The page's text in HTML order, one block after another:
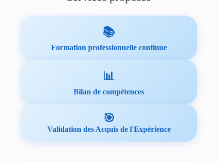
📚
Formation professionnelle continue
📊
Bilan de compétences
🎯
Validation des Acquis de l'Expérience